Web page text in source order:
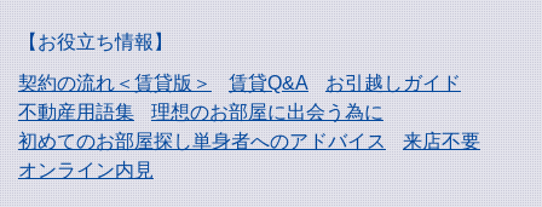
【お役立ち情報】
契約の流れ＜賃貸版＞
賃貸Q&A
お引越しガイド
不動産用語集
理想のお部屋に出会う為に
初めてのお部屋探し単身者へのアドバイス
来店不要
オンライン内見